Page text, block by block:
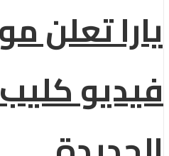
يارا تعلن
فيديو